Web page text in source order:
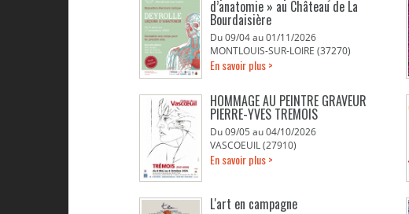
d’anatomie » au Château de La
Bourdaisière
Du 09/04 au 01/11/2026
MONTLOUIS-SUR-LOIRE (37270)
En savoir plus >
HOMMAGE AU PEINTRE GRAVEUR
PIERRE-YVES TREMOIS
Du 09/05 au 04/10/2026
VASCOEUIL (27910)
En savoir plus >
L'art en campagne